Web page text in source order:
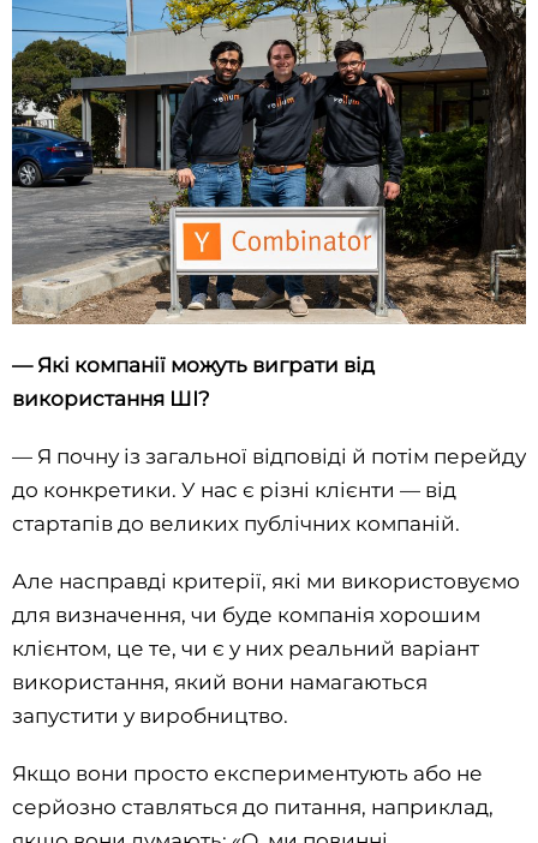
— Які компанії можуть виграти від
використання ШІ?
— Я почну із загальної відповіді й потім перейду
до конкретики. У нас є різні клієнти — від
стартапів до великих публічних компаній.
Але насправді критерії, які ми використовуємо
для визначення, чи буде компанія хорошим
клієнтом, це те, чи є у них реальний варіант
використання, який вони намагаються
запустити у виробництво.
Якщо вони просто експериментують або не
серйозно ставляться до питання, наприклад,